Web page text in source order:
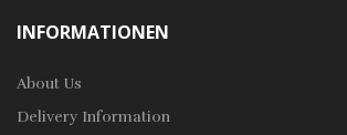
INFORMATIONEN
About Us
Delivery Information